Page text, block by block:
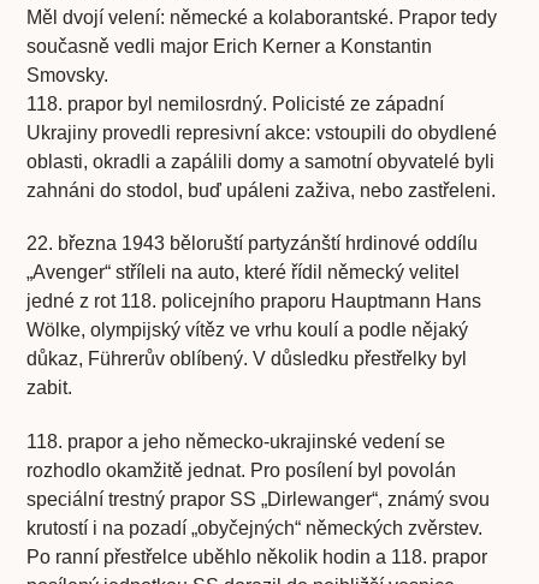
Měl dvojí velení: německé a kolaborantské. Prapor tedy
současně vedli major Erich Kerner a Konstantin
Smovsky.
118. prapor byl nemilosrdný. Policisté ze západní
Ukrajiny provedli represivní akce: vstoupili do obydlené
oblasti, okradli a zapálili domy a samotní obyvatelé byli
zahnáni do stodol, buď upáleni zaživa, nebo zastřeleni.
22. března 1943 běloruští partyzánští hrdinové oddílu
„Avenger“ stříleli na auto, které řídil německý velitel
jedné z rot 118. policejního praporu Hauptmann Hans
Wölke, olympijský vítěz ve vrhu koulí a podle nějaký
důkaz, Führerův oblíbený. V důsledku přestřelky byl
zabit.
118. prapor a jeho německo-ukrajinské vedení se
rozhodlo okamžitě jednat. Pro posílení byl povolán
speciální trestný prapor SS „Dirlewanger“, známý svou
krutostí i na pozadí „obyčejných“ německých zvěrstev.
Po ranní přestřelce uběhlo několik hodin a 118. prapor